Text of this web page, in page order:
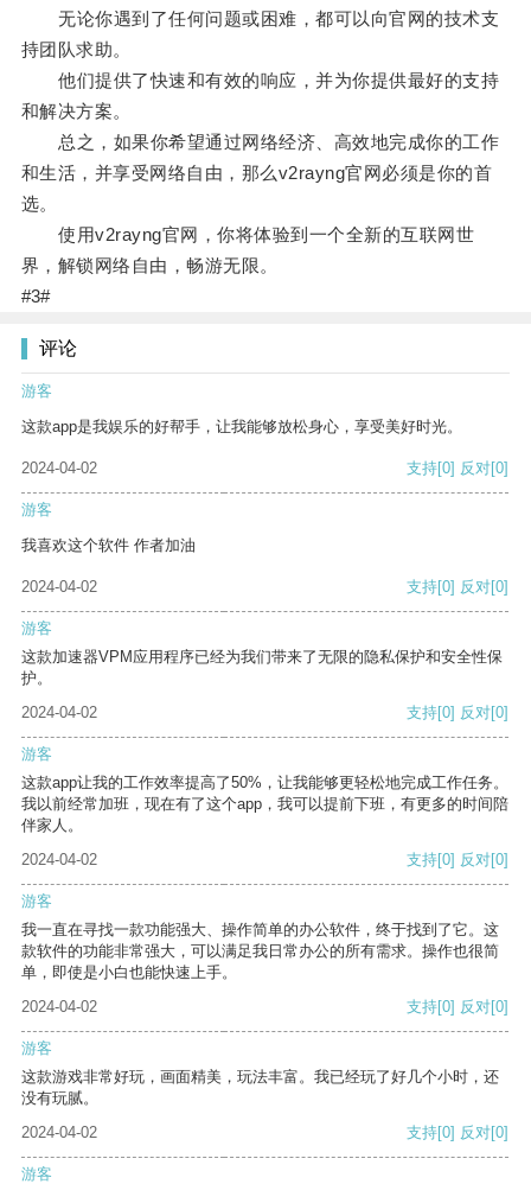
无论你遇到了任何问题或困难，都可以向官网的技术支
持团队求助。
他们提供了快速和有效的响应，并为你提供最好的支持
和解决方案。
总之，如果你希望通过网络经济、高效地完成你的工作
和生活，并享受网络自由，那么v2rayng官网必须是你的首
选。
使用v2rayng官网，你将体验到一个全新的互联网世
界，解锁网络自由，畅游无限。
#3#
评论
游客
这款app是我娱乐的好帮手，让我能够放松身心，享受美好时光。
2024-04-02 支持[0] 反对[0]
游客
我喜欢这个软件 作者加油
2024-04-02 支持[0] 反对[0]
游客
这款加速器VPM应用程序已经为我们带来了无限的隐私保护和安全性保
护。
2024-04-02
支持[0] 反对[0]
游客
这款app让我的工作效率提高了50%，让我能够更轻松地完成工作任务。
我以前经常加班，现在有了这个app，我可以提前下班，有更多的时间陪
伴家人。
2024-04-02
支持[0] 反对[0]
游客
我一直在寻找一款功能强大、操作简单的办公软件，终于找到了它。这
款软件的功能非常强大，可以满足我日常办公的所有需求。操作也很简
单，即使是小白也能快速上手。
2024-04-02
支持[0] 反对[0]
游客
这款游戏非常好玩，画面精美，玩法丰富。我已经玩了好几个小时，还
没有玩腻。
2024-04-02
支持[0] 反对[0]
游客